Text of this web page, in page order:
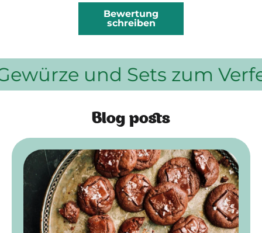
Bewertung
schreiben
und Sets zum
Blog posts